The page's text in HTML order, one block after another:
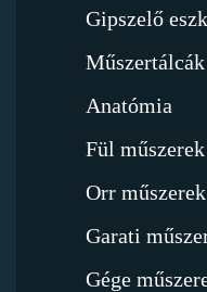
Gipszelő
Anatómia
Fül műszerek
Orr műszerek
Garati
Gége